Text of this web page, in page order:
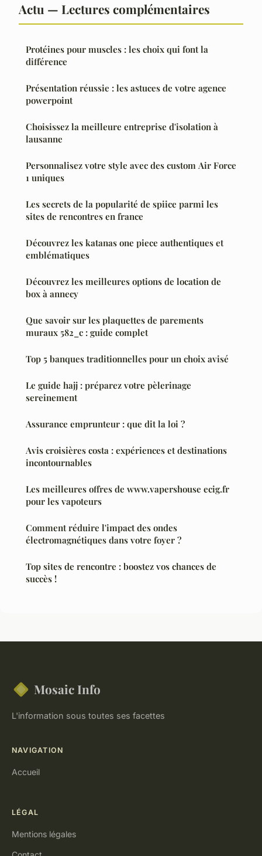
Actu — Lectures complémentaires
Protéines pour muscles : les choix qui font la
différence
Présentation réussie : les astuces de votre agence
powerpoint
Choisissez la meilleure entreprise d'isolation à
lausanne
Personnalisez votre style avec des custom Air Force
1 uniques
Les secrets de la popularité de spiice parmi les
sites de rencontres en france
Découvrez les katanas one piece authentiques et
emblématiques
Découvrez les meilleures options de location de
box à annecy
Que savoir sur les plaquettes de parements
muraux 582_c : guide complet
Top 5 banques traditionnelles pour un choix avisé
Le guide hajj : préparez votre pèlerinage
sereinement
Assurance emprunteur : que dit la loi ?
Avis croisières costa : expériences et destinations
incontournables
Les meilleures offres de www.vapershouse ecig.fr
pour les vapoteurs
Comment réduire l'impact des ondes
électromagnétiques dans votre foyer ?
Top sites de rencontre : boostez vos chances de
succès !
Mosaic Info
L'information sous toutes ses facettes
NAVIGATION
Accueil
LÉGAL
Mentions légales